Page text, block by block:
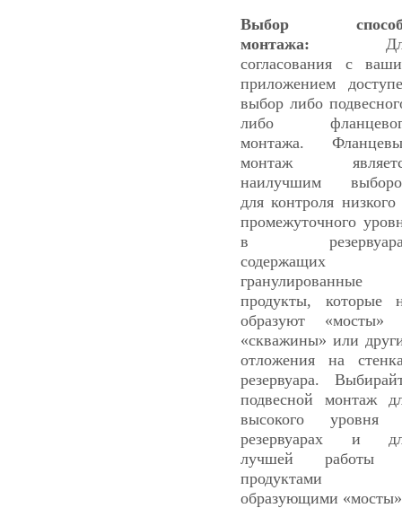
Выбор
монтажа:
согласования с
приложением
выбор либо
либо
монтажа.
монтаж
наилучшим
для контроля
промежуточного
в
содержащих
гранулированные
продукты, которые
образуют «мосты»
«скважины» или
отложения на
резервуара.
подвесной монтаж
высокого уровня
резервуарах и
лучшей работы
продуктами
образующими